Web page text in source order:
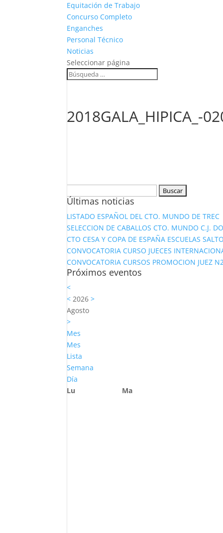
Equitación de Trabajo
Concurso Completo
Enganches
Personal Técnico
Noticias
Seleccionar página
2018GALA_HIPICA_-
Últimas noticias
LISTADO ESPAÑOL DEL CTO. MUNDO DE TREC
SELECCION DE CABALLOS CTO. MUNDO C.J.
CTO CESA Y COPA DE ESPAÑA ESCUELAS
CONVOCATORIA CURSO JUECES
CONVOCATORIA CURSOS PROMOCION JUEZ
Próximos eventos
<
< 2026>
Agosto
>
Mes
Mes
Lista
Semana
Día
Lu
Ma